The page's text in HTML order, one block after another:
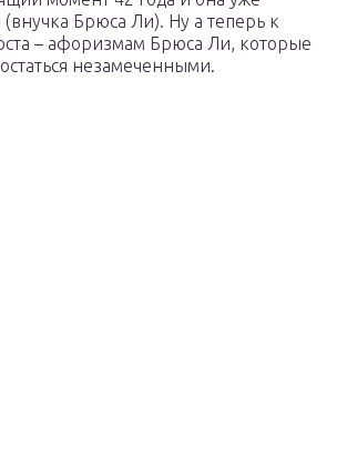
Брюса Ли). Ну а теперь к
– афоризмам Брюса Ли, которые
незамеченными.